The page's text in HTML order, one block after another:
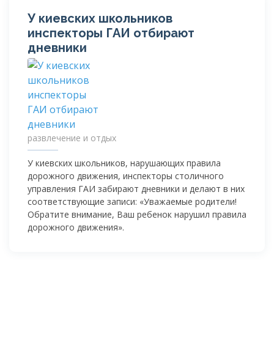
У киевских школьников
инспекторы ГАИ отбирают
дневники
развлечение и отдых
У киевских школьников, нарушающих правила
дорожного движения, инспекторы столичного
управления ГАИ забирают дневники и делают в них
соответствующие записи: «Уважаемые родители!
Обратите внимание, Ваш ребенок нарушил правила
дорожного движения».